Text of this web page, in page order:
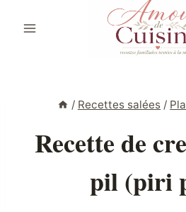
/ Recettes salées /
Recette de
pil (piri